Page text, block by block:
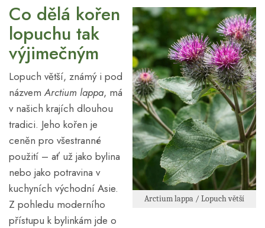
Arctium lappa / Lopuch větší
Co dělá kořen
lopuchu tak
výjimečným
Lopuch větší, známý i pod
názvemArctium lappa, má
v našich krajích dlouhou
tradici. Jeho kořen je
ceněn pro všestranné
použití – ať už jako bylina
nebo jako potravina v
kuchyních východní Asie.
Z pohledu moderního
přístupu k bylinkám jde o